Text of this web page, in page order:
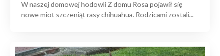
W naszej domowej hodowli Z domu Rosa pojawił się
nowe miot szczeniąt rasy chihuahua. Rodzicami zostali...